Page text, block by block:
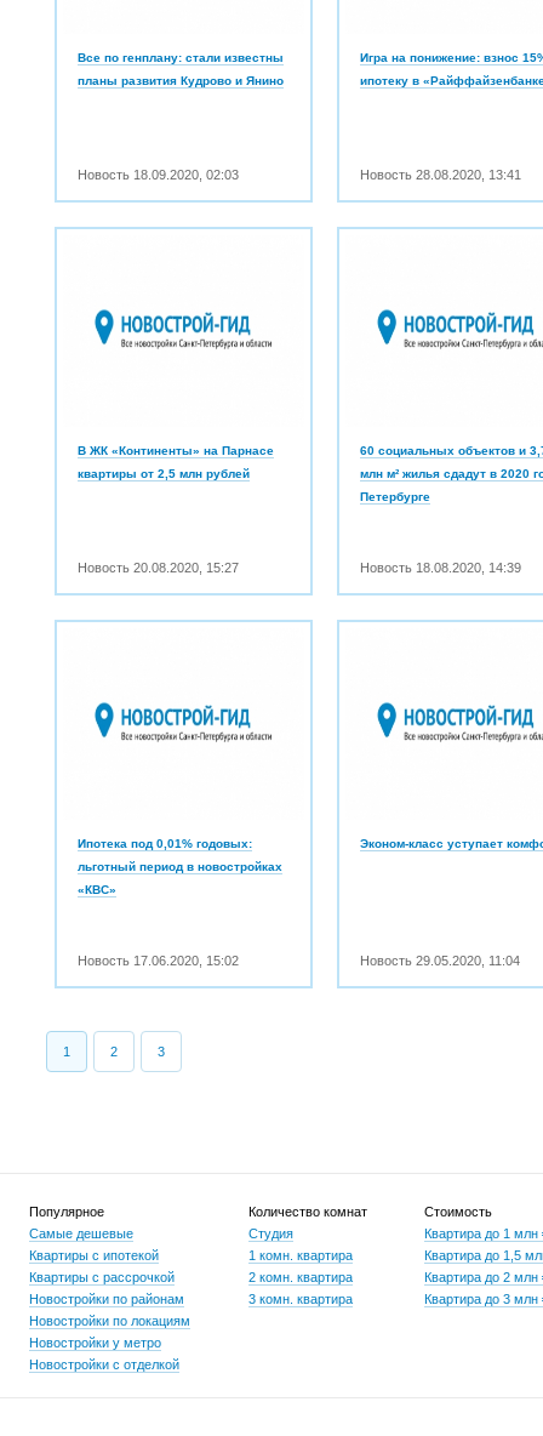
Все по генплану: стали известны
планы развития Кудрово и Янино
Новость 18.09.2020 ,02:03
Игра на понижение: взнос
ипотеку в
Новость28.08.2020 13:41
В ЖК «Континенты» на Парнасе
квартиры от 2,5 млн рублей
Новость20.08.2020 15:27
60 социальных объектов и
млн м² жилья сдадут в 2020
Петербурге
Новость 18.08.2020 14:39
Ипотека под 0,01% годовых:
льготный период в новостройках
«КВС»
Новость 17.06.2020 15:02
Эконом-класс уступает
Новость29.05.2020 11:04
1 2 3
Популярное
Самые дешевые
Квартиры с ипотекой
Квартиры с рассрочкой
Новостройки по районам
Новостройки по локациям
Новостройки у метро
Новостройки с отделкой
Количество комнат
Студия
1 комн. квартира
2 комн. квартира
3 комн. квартира
Стоимость
Квартира до 1 млн
Квартира до 1,5
Квартира до 2 млн
Квартира до 3 млн